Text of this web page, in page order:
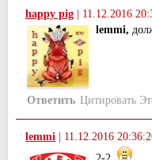
happy pig 11.12.2016
lemmi,
Ответить Цитировать
lemmi | 11.12.2016